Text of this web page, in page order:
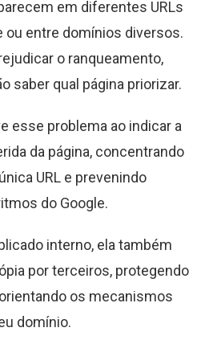
em diferentes URLs
entre domínios diversos.
o ranqueamento,
saber qual página priorizar.
esse problema ao indicar a
da página, concentrando
URL e prevenindo
do Google.
interno, ela também
por terceiros, protegendo
os mecanismos
domínio.